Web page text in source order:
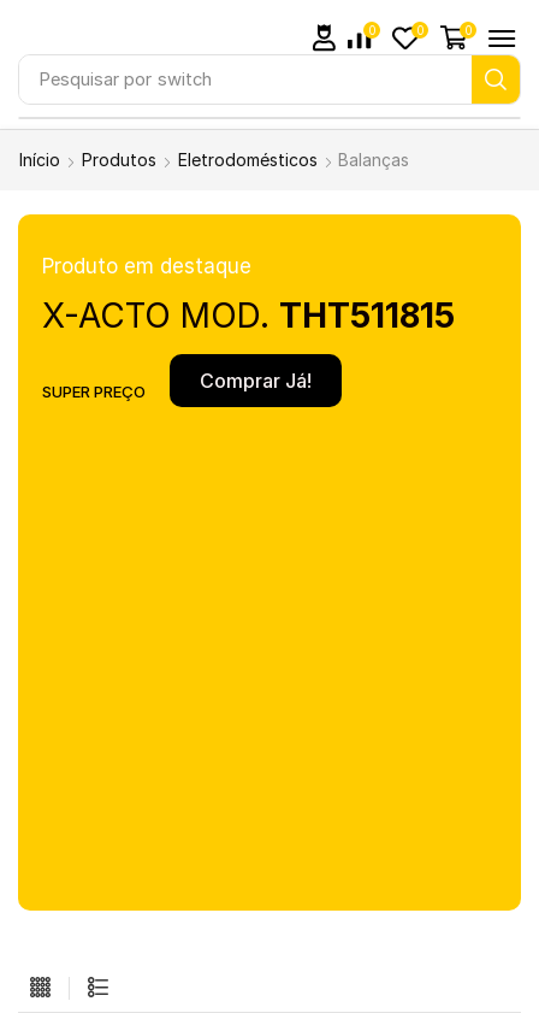
Pesquisar por switch
0 0 0
Início Produtos Eletrodomésticos Balanças
Produto em destaque
X-ACTO MOD. THT511815
SUPER PREÇO Comprar Já!